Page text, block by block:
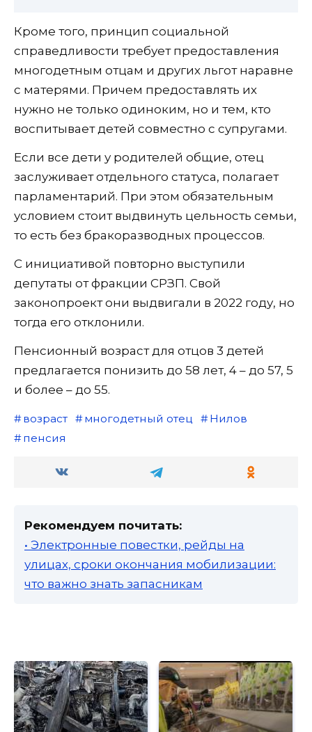
Кроме того, принцип социальной
справедливости требует предоставления
многодетным отцам и других льгот наравне
с матерями. Причем предоставлять их
нужно не только одиноким, но и тем, кто
воспитывает детей совместно с супругами.
Если все дети у родителей общие, отец
заслуживает отдельного статуса, полагает
парламентарий. При этом обязательным
условием стоит выдвинуть цельность семьи,
то есть без бракоразводных процессов.
С инициативой повторно выступили
депутаты от фракции СРЗП. Свой
законопроект они выдвигали в 2022 году, но
тогда его отклонили.
Пенсионный возраст для отцов 3 детей
предлагается понизить до 58 лет, 4 – до 57, 5
и более – до 55.
возраст многодетный отец
Нилов
пенсия
Рекомендуем почитать:
• Электронные повестки, рейды на
улицах, сроки окончания мобилизации:
что важно знать запасникам